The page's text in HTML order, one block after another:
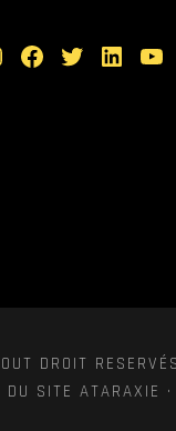
Facebook Twitter LinkedIn YouTube
DROIT
DU SITE ATARAXIE ·